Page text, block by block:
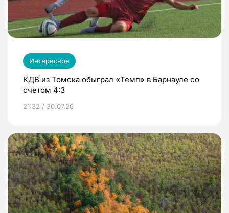
Интересное
КДВ из Томска обыграл «Темп» в Барнауле со
счетом 4:3
21:32 / 30.07.26